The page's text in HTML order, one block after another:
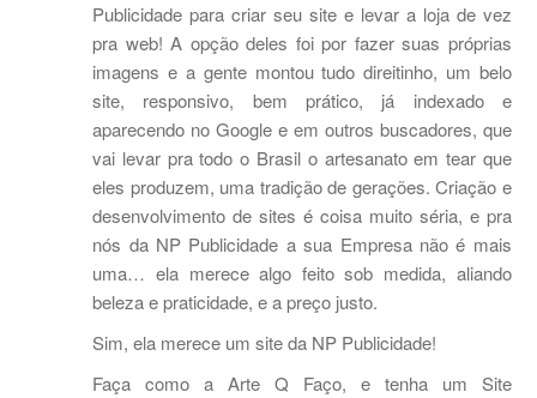
Publicidade para criar seu site e levar a loja de vez
pra web! A opção deles foi por fazer suas próprias
imagens e a gente montou tudo direitinho, um belo
site, responsivo, bem prático, já indexado e
aparecendo no Google e em outros buscadores, que
vai levar pra todo o Brasil o artesanato em tear que
eles produzem, uma tradição de gerações. Criação e
desenvolvimento de sites é coisa muito séria, e pra
nós da NP Publicidade a sua Empresa não é mais
uma… ela merece algo feito sob medida, aliando
beleza e praticidade, e a preço justo.
Sim, ela merece um site da NP Publicidade!
Faça como a Arte Q Faço, e tenha um Site